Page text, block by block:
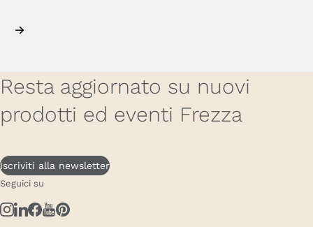
Resta aggiornato su nuovi
prodotti ed eventi Frezza
Iscriviti alla newsletter
Seguici su